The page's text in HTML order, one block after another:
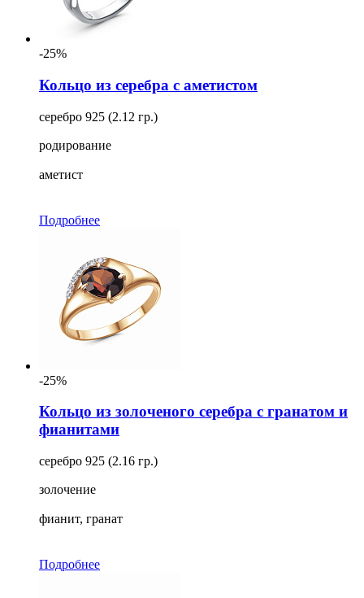
-25%
Кольцо из серебра с аметистом
серебро 925 (2.12 гр.)
родирование
аметист
Подробнее
-25%
Кольцо из золоченого серебра с гранатом и
фианитами
серебро 925 (2.16 гр.)
золочение
фианит, гранат
Подробнее